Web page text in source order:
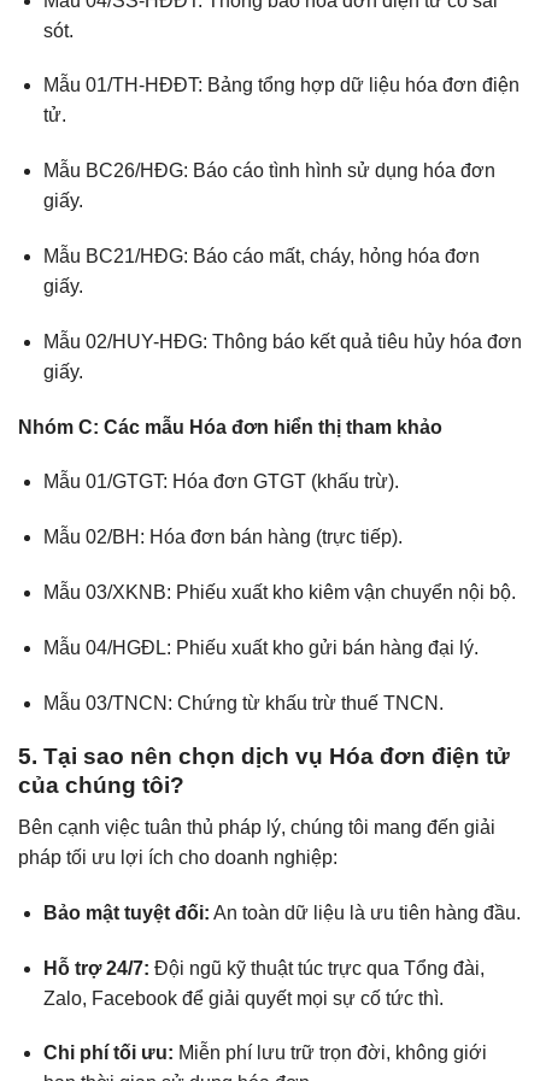
sót.
Mẫu 01/TH-HĐĐT: Bảng tổng hợp dữ liệu hóa đơn điện
tử.
Mẫu BC26/HĐG: Báo cáo tình hình sử dụng hóa đơn
giấy.
Mẫu BC21/HĐG: Báo cáo mất, cháy, hỏng hóa đơn
giấy.
Mẫu 02/HUY-HĐG: Thông báo kết quả tiêu hủy hóa đơn
giấy.
Nhóm C: Các mẫu Hóa đơn hiển thị tham khảo
Mẫu 01/GTGT: Hóa đơn GTGT (khấu trừ).
Mẫu 02/BH: Hóa đơn bán hàng (trực tiếp).
Mẫu 03/XKNB: Phiếu xuất kho kiêm vận chuyển nội bộ.
Mẫu 04/HGĐL: Phiếu xuất kho gửi bán hàng đại lý.
Mẫu 03/TNCN: Chứng từ khấu trừ thuế TNCN.
5. Tại sao nên chọn dịch vụ Hóa đơn điện tử
của chúng tôi?
Bên cạnh việc tuân thủ pháp lý, chúng tôi mang đến giải
pháp tối ưu lợi ích cho doanh nghiệp:
Bảo mật tuyệt đối: An toàn dữ liệu là ưu tiên hàng đầu.
Hỗ trợ 24/7: Đội ngũ kỹ thuật túc trực qua Tổng đài,
Zalo, Facebook để giải quyết mọi sự cố tức thì.
Chi phí tối ưu: Miễn phí lưu trữ trọn đời, không giới